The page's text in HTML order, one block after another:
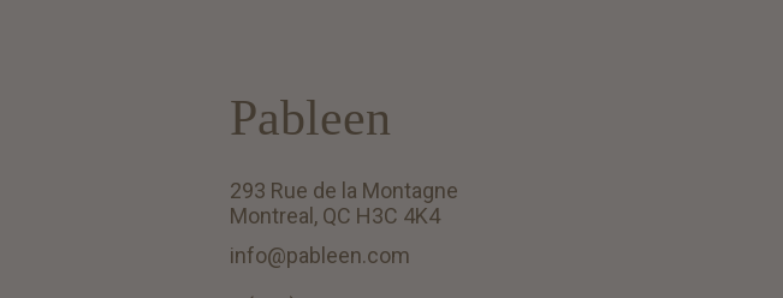
Pableen
293 Rue de la Montagne
Montreal, QC H3C 4K4
info@pableen.com